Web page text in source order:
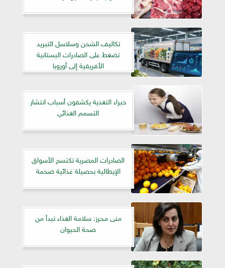
تكاليف الشحن وسلاسل التبريد
تضغط على الصادرات البستانية
الأفريقية إلى أوروبا
خبراء التغذية يكشفون أسباب انتشار
التسمم الغذائي
الصادرات المصرية تكتسح الأسواق
الإيطالية بحصيلة غذائية ضخمة
منى محرز: سلامة الغذاء تبدأ من
صحة الحيوان